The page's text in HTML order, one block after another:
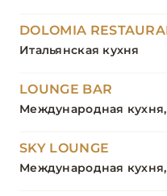
DOLOMIA
Итальянская кухня
LOUNGE BAR
Международная
SKY LOUNGE
Международная